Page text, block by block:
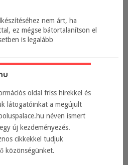
nem árt, ha
ez mégse bátortalanítson el
is legalább
oldal friss hírekkel és
látogatóinkat a megújult
néven ismert
új kezdeményezés.
cikkekkel tudjuk
közönségünket.